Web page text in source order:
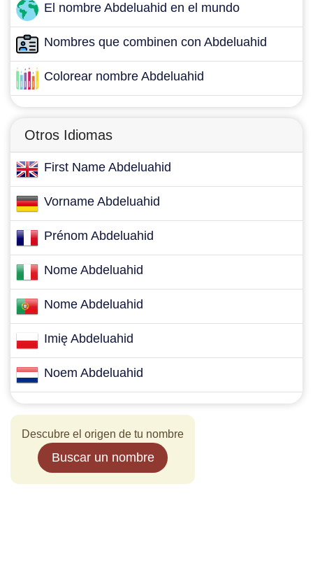
El nombre Abdeluahid en el mundo
Nombres que combinen con Abdeluahid
Colorear nombre Abdeluahid
Otros Idiomas
First Name Abdeluahid
Vorname Abdeluahid
Prénom Abdeluahid
Nome Abdeluahid
Nome Abdeluahid
Imię Abdeluahid
Noem Abdeluahid
Descubre el origen de tu nombre
Buscar un nombre